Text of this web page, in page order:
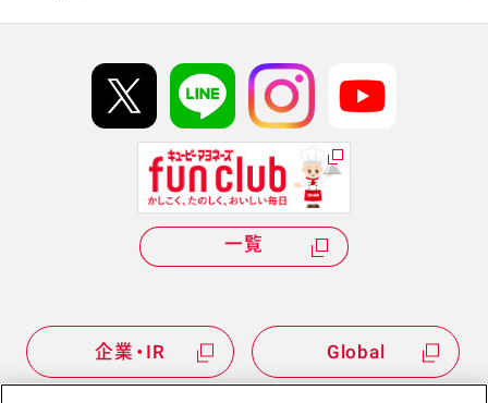
企業・IR Global
Hi! kewpieについて
Qummyについて
一覧